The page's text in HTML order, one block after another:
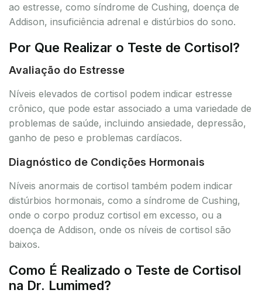
ao estresse, como síndrome de Cushing, doença de
Addison, insuficiência adrenal e distúrbios do sono.
Por Que Realizar o Teste de Cortisol?
Avaliação do Estresse
Níveis elevados de cortisol podem indicar estresse
crônico, que pode estar associado a uma variedade de
problemas de saúde, incluindo ansiedade, depressão,
ganho de peso e problemas cardíacos.
Diagnóstico de Condições Hormonais
Níveis anormais de cortisol também podem indicar
distúrbios hormonais, como a síndrome de Cushing,
onde o corpo produz cortisol em excesso, ou a
doença de Addison, onde os níveis de cortisol são
baixos.
Como É Realizado o Teste de Cortisol
na Dr. Lumimed?